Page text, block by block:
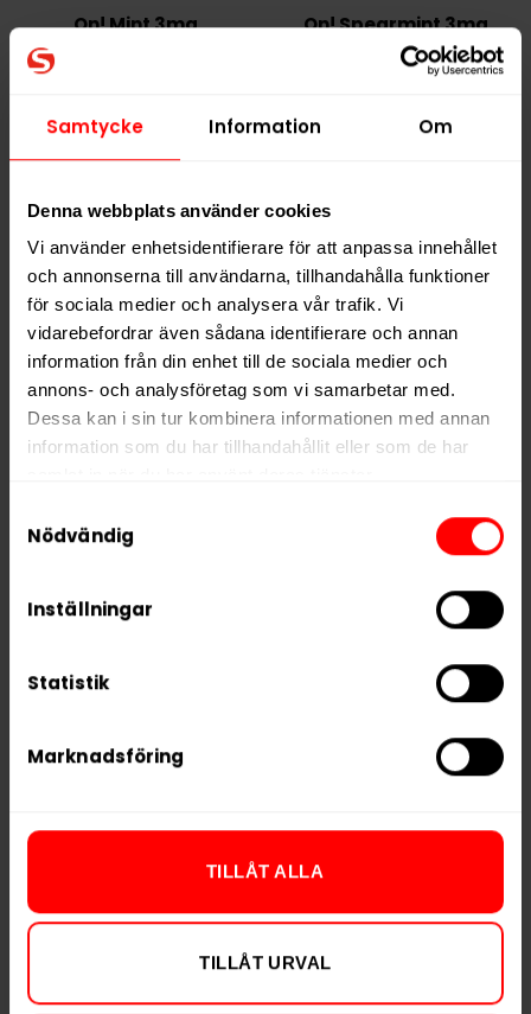
Samtycke Information Om
Denna webbplats använder cookies
Vi använder enhetsidentifierare för att anpassa innehållet
och annonserna till användarna, tillhandahålla funktioner
för sociala medier och analysera vår trafik. Vi
vidarebefordrar även sådana identifierare och annan
information från din enhet till de sociala medier och
annons- och analysföretag som vi samarbetar med.
Dessa kan i sin tur kombinera informationen med annan
information som du har tillhandahållit eller som de har
We work with
who may receive and
Nödvändig
Inställningar
Statistik
Marknadsföring
TILLÅT ALLA
TILLÅT URVAL
On! Mint 3mg On! Spearmint 3mg
NYTT PRIS
On! Berry 3mg
NYTT PRIS
On! Tropical Spice
On! Tropical Spice